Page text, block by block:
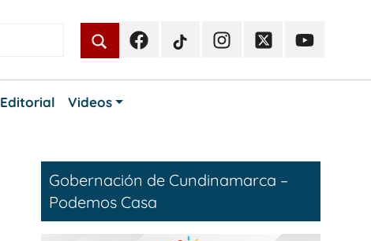
FacebookTikTokInstagramTwitterYoutube
Editorial Videos
Gobernación de Cundinamarca –
Podemos Casa